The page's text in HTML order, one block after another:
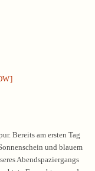
Bereits am ersten Tag
und blauem
Abendspaziergangs